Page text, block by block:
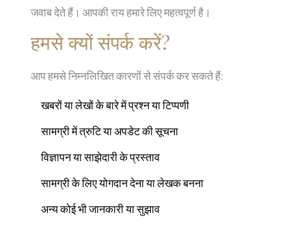
जवाब देते हैं। आपकी राय हमारे लिए महत्वपूर्ण है।
हमसे क्यों संपर्क करें?
आप हमसे निम्नलिखित कारणों से संपर्क कर सकते हैं:
खबरों या लेखों के बारे में प्रश्न या टिप्पणी
सामग्री में त्रुटि या अपडेट की सूचना
विज्ञापन या साझेदारी के प्रस्ताव
सामग्री के लिए योगदान देना या लेखक बनना
अन्य कोई भी जानकारी या सुझाव